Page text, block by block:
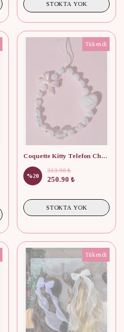
STOKTA YOK
Tükendi
Coquette Kitty Telefon Charmı
%20
313.90 ₺
250.90 ₺
STOKTA YOK
Tükendi